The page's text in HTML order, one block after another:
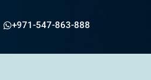
+971-547-863-888